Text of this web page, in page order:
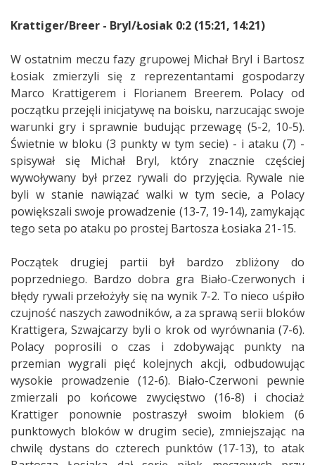
Krattiger/Breer - Bryl/Łosiak 0:2 (15:21, 14:21)
W ostatnim meczu fazy grupowej Michał Bryl i Bartosz
Łosiak zmierzyli się z reprezentantami gospodarzy
Marco Krattigerem i Florianem Breerem. Polacy od
początku przejęli inicjatywę na boisku, narzucając swoje
warunki gry i sprawnie budując przewagę (5-2, 10-5).
Świetnie w bloku (3 punkty w tym secie) - i ataku (7) -
spisywał się Michał Bryl, który znacznie częściej
wywoływany był przez rywali do przyjęcia. Rywale nie
byli w stanie nawiązać walki w tym secie, a Polacy
powiększali swoje prowadzenie (13-7, 19-14), zamykając
tego seta po ataku po prostej Bartosza Łosiaka 21-15.
Początek drugiej partii był bardzo zbliżony do
poprzedniego. Bardzo dobra gra Biało-Czerwonych i
błędy rywali przełożyły się na wynik 7-2. To nieco uśpiło
czujność naszych zawodników, a za sprawą serii bloków
Krattigera, Szwajcarzy byli o krok od wyrównania (7-6).
Polacy poprosili o czas i zdobywając punkty na
przemian wygrali pięć kolejnych akcji, odbudowując
wysokie prowadzenie (12-6). Biało-Czerwoni pewnie
zmierzali po końcowe zwycięstwo (16-8) i chociaż
Krattiger ponownie postraszył swoim blokiem (6
punktowych bloków w drugim secie), zmniejszając na
chwilę dystans do czterech punktów (17-13), to atak